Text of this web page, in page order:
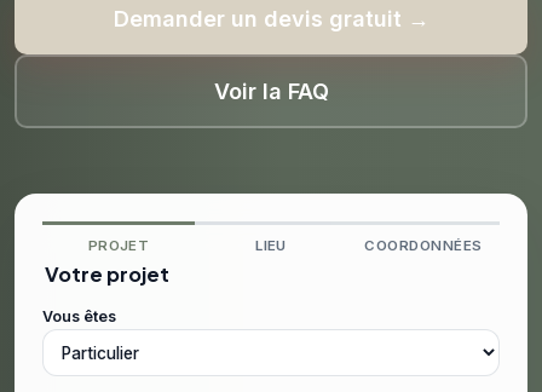
Demander un devis gratuit →
Voir la FAQ
PROJET LIEU COORDONNÉES
Votre projet
Vous êtes